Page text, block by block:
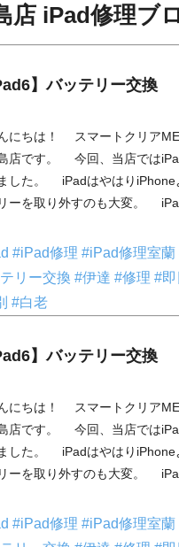
店 iPad修理ブ
】バッテリー交換
にちは！ スマートクリア
店です。 今回、当店では
した。 iPadはやはりiPhone
ーを取り外すのも大変。
#iPad修理 #iPad修理室蘭
リー交換 #伊達 #修理 #即
#白老
】バッテリー交換
にちは！ スマートクリア
店です。 今回、当店では
した。 iPadはやはりiPhone
ーを取り外すのも大変。
#iPad修理 #iPad修理室蘭